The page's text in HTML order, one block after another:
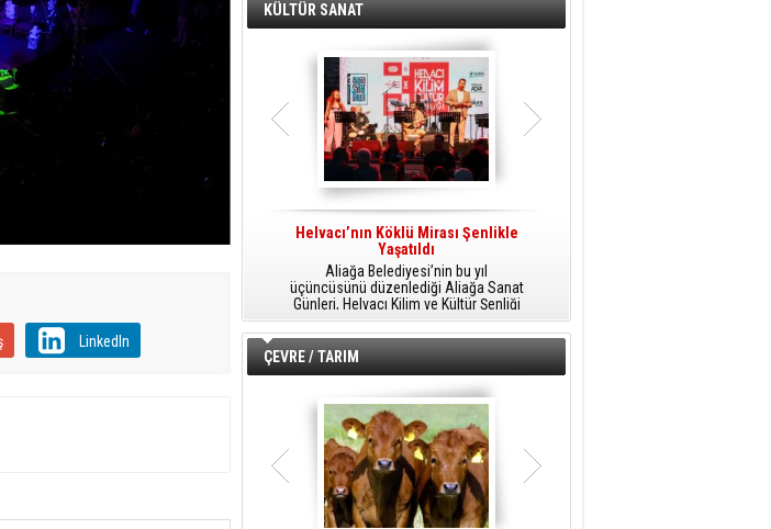
LinkedIn
KÜLTÜR SANAT
Helvacı’nın Köklü Mirası Şenlikle
Yaşatıldı
Aliağa Belediyesi’nin bu yıl
üçüncüsünü düzenlediği Aliağa Sanat
Günleri, Helvacı Kilim ve Kültür Şenliği
ile Helvacı’da renkli bir güne sahne
oldu.
birbirinden renkli etkinliklerle devam
ÇEVRE / TARIM